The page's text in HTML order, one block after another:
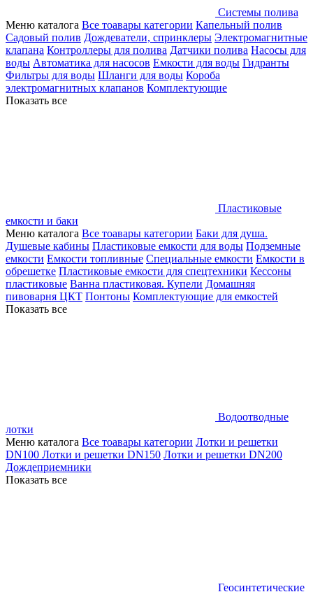
Системы полива
Меню каталога Все тоавары категории Капельный полив
Садовый полив Дождеватели, спринклеры Электромагнитные
клапана Контроллеры для полива Датчики полива Насосы для
воды Автоматика для насосов Емкости для воды Гидранты
Фильтры для воды Шланги для воды Короба
электромагнитных клапанов Комплектующие
Показать все
Пластиковые
емкости и баки
Меню каталога Все тоавары категории Баки для душа.
Душевые кабины Пластиковые емкости для воды Подземные
емкости Емкости топливные Специальные емкости Емкости в
обрешетке Пластиковые емкости для спецтехники Кессоны
пластиковые Ванна пластиковая. Купели Домашняя
пивоварня ЦКТ Понтоны Комплектующие для емкостей
Показать все
Водоотводные
лотки
Меню каталога Все тоавары категории Лотки и решетки
DN100 Лотки и решетки DN150 Лотки и решетки DN200
Дождеприемники
Показать все
Геосинтетические